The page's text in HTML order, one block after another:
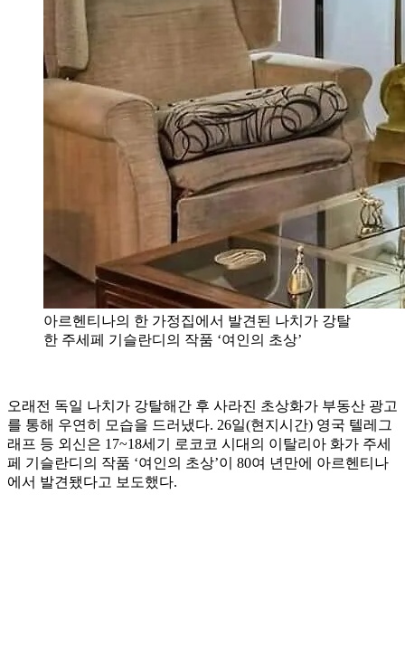
아르헨티나의 한 가정집에서 발견된 나치가 강탈
한 주세페 기슬란디의 작품 ‘여인의 초상’
오래전 독일 나치가 강탈해간 후 사라진 초상화가 부동산 광고
를 통해 우연히 모습을 드러냈다. 26일(현지시간) 영국 텔레그
래프 등 외신은 17~18세기 로코코 시대의 이탈리아 화가 주세
페 기슬란디의 작품 ‘여인의 초상’이 80여 년만에 아르헨티나
에서 발견됐다고 보도했다.